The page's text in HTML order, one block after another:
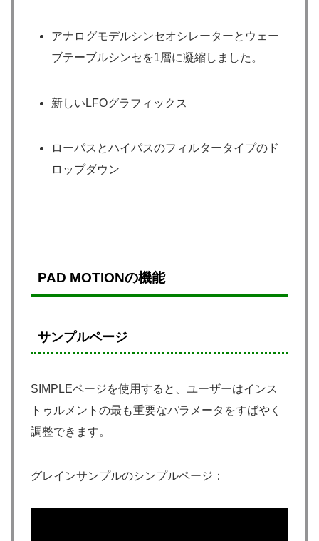
アナログモデルシンセオシレーターとウェー
ブテーブルシンセを1層に凝縮しました。
新しいLFOグラフィックス
ローパスとハイパスのフィルタータイプのド
ロップダウン
PAD MOTIONの機能
サンプルページ
SIMPLEページを使用すると、ユーザーはインス
トゥルメントの最も重要なパラメータをすばやく
調整できます。
グレインサンプルのシンプルページ：